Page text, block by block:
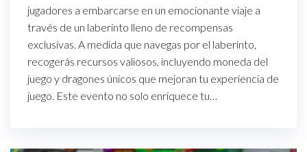
jugadores a embarcarse en un emocionante viaje a
través de un laberinto lleno de recompensas
exclusivas. A medida que navegas por el laberinto,
recogerás recursos valiosos, incluyendo moneda del
juego y dragones únicos que mejoran tu experiencia de
juego. Este evento no solo enriquece tu…